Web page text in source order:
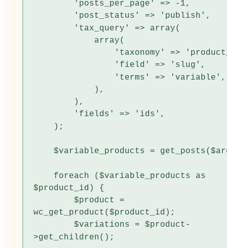
    $variable_products = get_posts($args);
$product_id) {
        $product =
wc_get_product($product_id);
        $variations = $product-
>get_children();